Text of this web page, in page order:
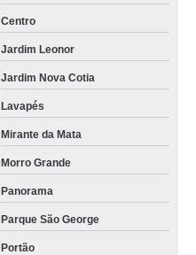
Centro
Jardim Leonor
Jardim Nova Cotia
Lavapés
Mirante da Mata
Morro Grande
Panorama
Parque São George
Portão